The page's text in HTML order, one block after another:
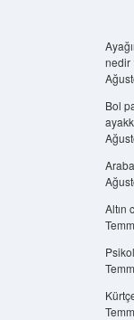
nedir
Bol
Altın